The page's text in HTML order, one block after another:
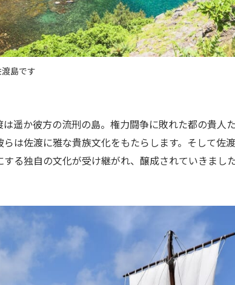
島です
は遥か彼方の流刑の島。権力闘争に敗れた都の貴人
らは佐渡に雅な貴族文化をもたらします。そして佐
る独自の文化が受け継がれ、醸成されていきました